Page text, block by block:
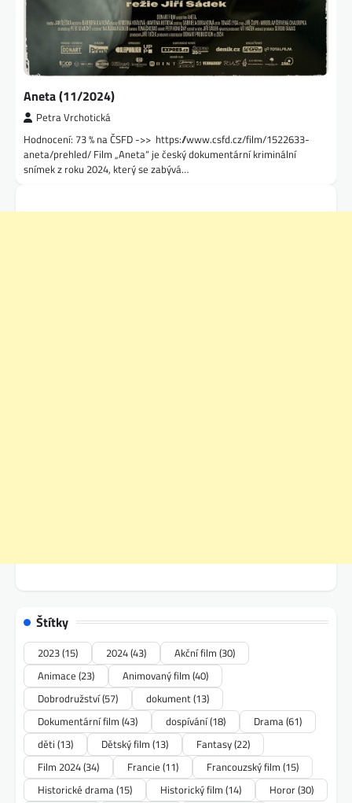
Aneta (11/2024)
Petra Vrchotická
Hodnocení: 73 % na ČSFD ->> https://www.csfd.cz/film/1522633-
aneta/prehled/ Film „Aneta“ je český dokumentární kriminální
snímek z roku 2024, který se zabývá…
Štítky
2023(15) 2024(43) Akční film (30)
Animace (23) Animovaný film (40)
Dobrodružství(57) dokument(13)
Dokumentární film (43) dospívání(18) Drama(61)
děti (13) Dětský film (13) Fantasy(22)
Film 2024(34) Francie (11) Francouzský film (15)
Historické drama(15) Historický film (14) Horor(30)